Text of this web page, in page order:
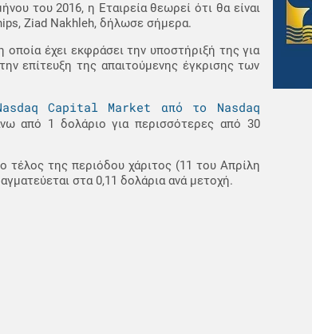
του 2016, η Εταιρεία θεωρεί ότι θα είναι
Ziad Nakhleh, δήλωσε σήμερα.
έχει εκφράσει την υποστήριξή της για
επίτευξη της απαιτούμενης έγκρισης των
Capital Market από το Nasdaq
από 1 δολάριο για περισσότερες από 30
τέλος της περιόδου χάριτος (11 του Απρίλη
στα 0,11 δολάρια ανά μετοχή.